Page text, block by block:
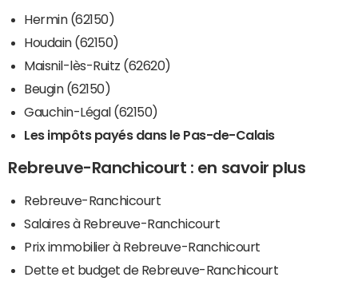
Hermin (62150)
Houdain (62150)
Maisnil-lès-Ruitz (62620)
Beugin (62150)
Gauchin-Légal (62150)
Les impôts payés dans le Pas-de-Calais
Rebreuve-Ranchicourt : en savoir plus
Rebreuve-Ranchicourt
Salaires à Rebreuve-Ranchicourt
Prix immobilier à Rebreuve-Ranchicourt
Dette et budget de Rebreuve-Ranchicourt